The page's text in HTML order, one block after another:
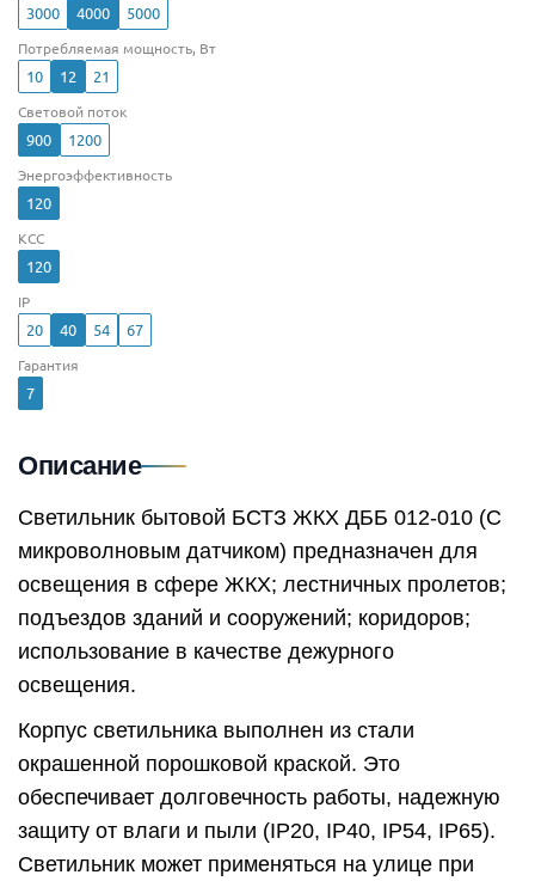
3000 4000 5000
Потребляемая мощность, Вт
10 12 21
Световой поток
900 1200
Энергоэффективность
120
КСС
120
IP
20 40 54 67
Гарантия
7
Описание
Светильник бытовой БСТЗ ЖКХ ДББ 012-010 (С
микроволновым датчиком) предназначен для
освещения в сфере ЖКХ; лестничных пролетов;
подъездов зданий и сооружений; коридоров;
использование в качестве дежурного
освещения.
Корпус светильника выполнен из стали
окрашенной порошковой краской. Это
обеспечивает долговечность работы, надежную
защиту от влаги и пыли (IP20, IP40, IP54, IP65).
Светильник может применяться на улице при